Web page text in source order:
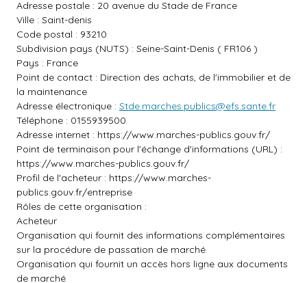
Adresse postale : 20 avenue du Stade de France
Ville : Saint-denis
Code postal : 93210
Subdivision pays (NUTS) : Seine-Saint-Denis ( FR106 )
Pays : France
Point de contact : Direction des achats, de l'immobilier et de
la maintenance
Adresse électronique : Stde.marches.publics@efs.sante.fr
Téléphone : 0155939500
Adresse internet : https://www.marches-publics.gouv.fr/
Point de terminaison pour l'échange d'informations (URL) :
https://www.marches-publics.gouv.fr/
Profil de l'acheteur : https://www.marches-
publics.gouv.fr/entreprise
Rôles de cette organisation :
Acheteur
Organisation qui fournit des informations complémentaires
sur la procédure de passation de marché
Organisation qui fournit un accès hors ligne aux documents
de marché